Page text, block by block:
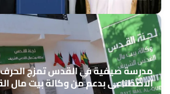
مدرسة صيفية في القدس تمزج الحرف
الاصطناعي بدعم من وكالة بيت مال